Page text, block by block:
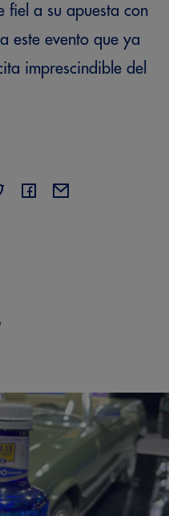
fiel a su apuesta con
este evento que ya
imprescindible del